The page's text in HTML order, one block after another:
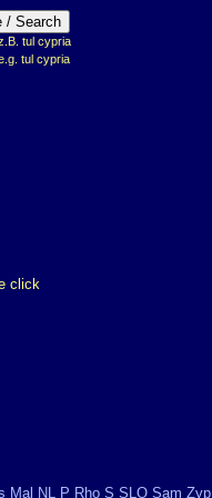
tul cypria
tul cypria
click
Mal NL P Rho S SLO Sam Zyp